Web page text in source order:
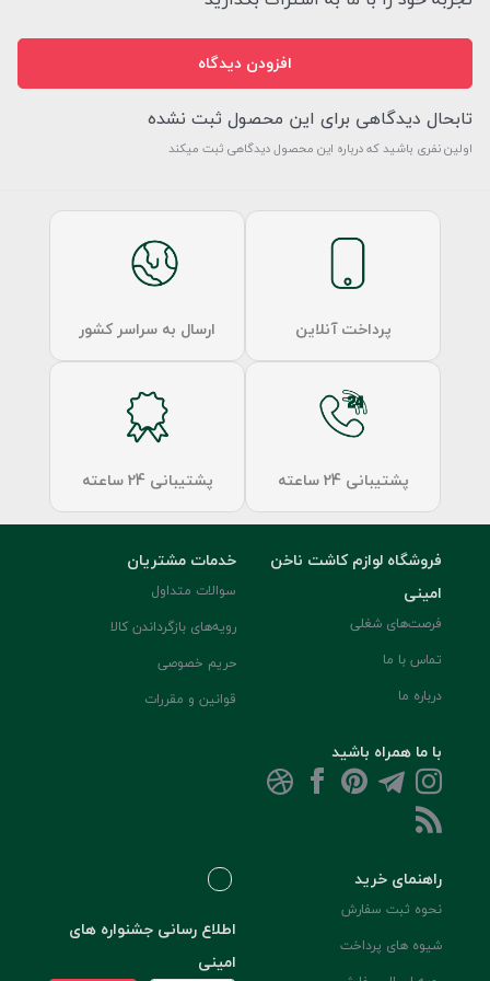
افزودن دیدگاه
تابحال دیدگاهی برای این محصول ثبت نشده
اولین نفری باشید که درباره این محصول دیدگاهی ثبت میکند
پرداخت آنلاین ارسال به سراسر کشور
پشتیبانی 24 ساعته پشتیبانی 24 ساعته
فروشگاه لوازم کاشت ناخن
امینی
فرصت‌های شغلی
تماس با ما
درباره ما
با ما همراه باشید
خدمات مشتریان
سوالات متداول
رویه‌های بازگرداندن کالا
حریم خصوصی
قوانین و مقررات
راهنمای خرید
نحوه ثبت سفارش
شیوه های پرداخت
اطلاع رسانی جشنواره های
امینی